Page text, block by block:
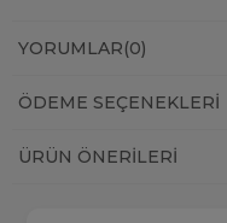
YORUMLAR(0)
ÖDEME SEÇENEKLERI
ÜRÜN ÖNERILERI